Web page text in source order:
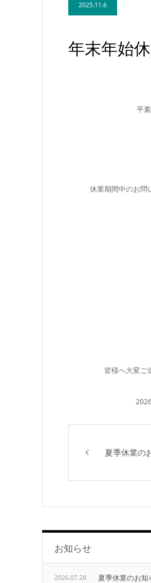
2025.11.6
年末年始
平
休業期間中のお問
皆様へ大変ご
夏季休業の
お知らせ
2026.07.28 夏季休業のお知